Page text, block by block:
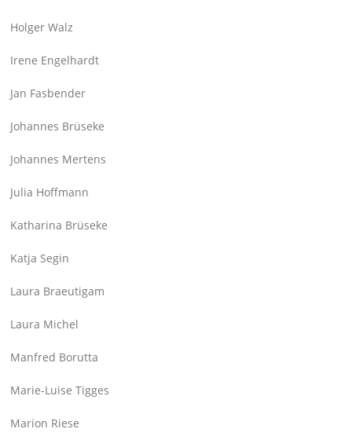
Holger Walz
Irene Engelhardt
Jan Fasbender
Johannes Brüseke
Johannes Mertens
Julia Hoffmann
Katharina Brüseke
Katja Segin
Laura Braeutigam
Laura Michel
Manfred Borutta
Marie-Luise Tigges
Marion Riese